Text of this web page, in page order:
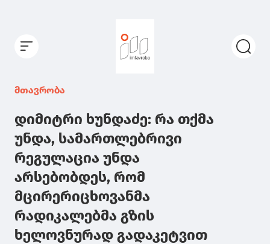
მთავრობა
დიმიტრი ხუნდაძე: რა თქმა
უნდა, სამართლებრივი
რეგულაცია უნდა
არსებობდეს, რომ
მცირერიცხოვანმა
რადიკალებმა გზის
ხელოვნურად გადაკეტვით